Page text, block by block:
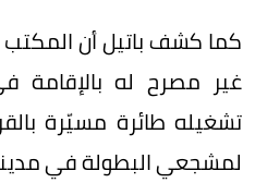
كما كشف باتيل أن
غير مصرح له بالإقامة
تشغيله طائرة مسيّرة
لمشجعي البطولة في مدينة